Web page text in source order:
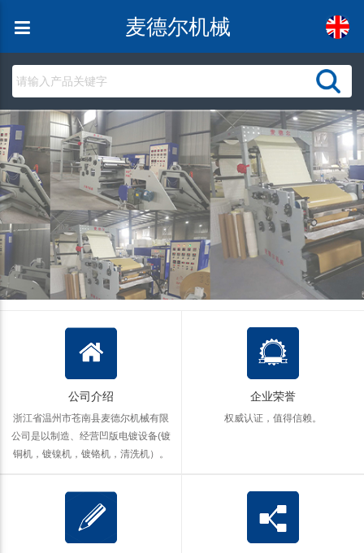
麦德尔机械
公司介绍
浙江省温州市苍南县麦德尔机械有限
公司是以制造、经营凹版电镀设备(镀
铜机，镀镍机，镀铬机，清洗机）。
企业荣誉
权威认证，值得信赖。